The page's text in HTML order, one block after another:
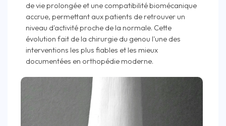
de vie prolongée et une compatibilité biomécanique
accrue, permettant aux patients de retrouver un
niveau d'activité proche de la normale. Cette
évolution fait de la chirurgie du genou l'une des
interventions les plus fiables et les mieux
documentées en orthopédie moderne.